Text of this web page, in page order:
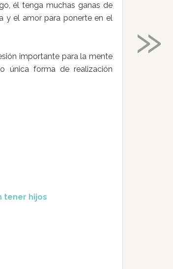
él tenga muchas ganas de
y el amor para ponerte en el
importante para la mente
única forma de realización
tener hijos
»